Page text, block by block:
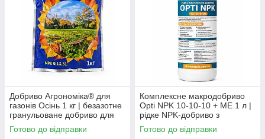
Добриво Агрономіка® для
газонів Осінь 1 кг | безазотне
гранульоване добриво для
підготовки газону
Готово до відправки
Комплексне макродобриво
Opti NPK 10-10-10 + ME 1 л |
рідке NPK-добриво з
фосфітами та хелатними
мікроелементами для
Готово до відправки